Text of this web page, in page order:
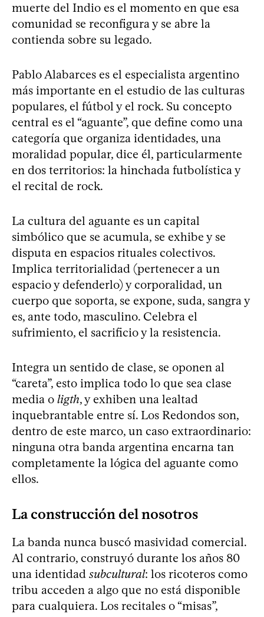
muerte del Indio es el momento en que esa
comunidad se reconfigura y se abre la
contienda sobre su legado.
Pablo Alabarces es el especialista argentino
más importante en el estudio de las culturas
populares, el fútbol y el rock. Su concepto
central es el “aguante”, que define como una
categoría que organiza identidades, una
moralidad popular, dice él, particularmente
en dos territorios: la hinchada futbolística y
el recital de rock.
La cultura del aguante es un capital
simbólico que se acumula, se exhibe y se
disputa en espacios rituales colectivos.
Implica territorialidad (pertenecer a un
espacio y defenderlo) y corporalidad, un
cuerpo que soporta, se expone, suda, sangra y
es, ante todo, masculino. Celebra el
sufrimiento, el sacrificio y la resistencia.
Integra un sentido de clase, se oponen al
“careta”, esto implica todo lo que sea clase
media o ligth, y exhiben una lealtad
inquebrantable entre sí. Los Redondos son,
dentro de este marco, un caso extraordinario:
ninguna otra banda argentina encarna tan
completamente la lógica del aguante como
ellos.
La construcción del nosotros
La banda nunca buscó masividad comercial.
Al contrario, construyó durante los años 80
una identidad subcultural: los ricoteros como
tribu acceden a algo que no está disponible
para cualquiera. Los recitales o “misas”,